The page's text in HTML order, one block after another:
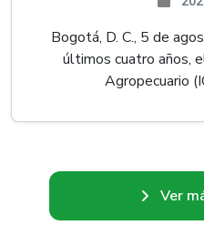
Bogotá, D. C., 5 de
últimos cuatro años,
Agropecuario
Ver